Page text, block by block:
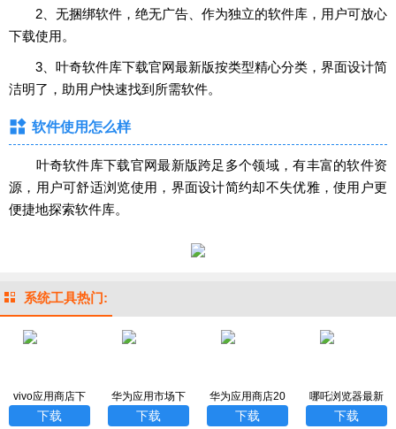
2、无捆绑软件，绝无广告、作为独立的软件库，用户可放心
下载使用。
3、叶奇软件库下载官网最新版按类型精心分类，界面设计简
洁明了，助用户快速找到所需软件。
软件使用怎么样
叶奇软件库下载官网最新版跨足多个领域，有丰富的软件资
源，用户可舒适浏览使用，界面设计简约却不失优雅，使用户更
便捷地探索软件库。
系统工具热门:
vivo应用商店下
载安装app
下载
华为应用市场下
载安装正版
下载
华为应用商店20
26最新版
下载
哪吒浏览器最新
版
下载